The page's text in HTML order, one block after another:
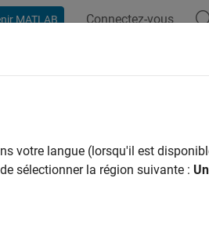
MATLAB Connectez-vous
votre langue (lorsqu'il est
sélectionner la région suivante :